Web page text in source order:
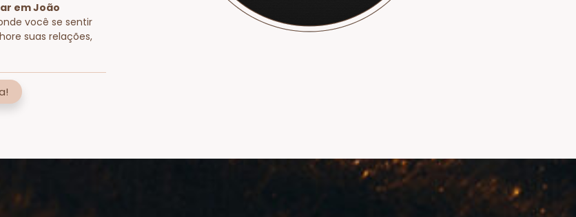
em João
você se sentir
suas relações,